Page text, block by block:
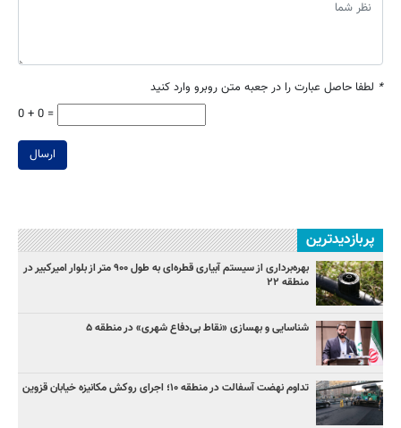
* لطفا حاصل عبارت را در جعبه متن روبرو وارد کنید
0 + 0 =
ارسال
پربازدیدترین
بهره‌برداری از سیستم آبیاری قطره‌ای به طول ۹۰۰ متر از بلوار امیرکبیر در
منطقه ۲۲
شناسایی و بهسازی «نقاط بی‌دفاع شهری» در منطقه ۵
تداوم نهضت آسفالت در منطقه ۱۰؛ اجرای روکش مکانیزه خیابان قزوین